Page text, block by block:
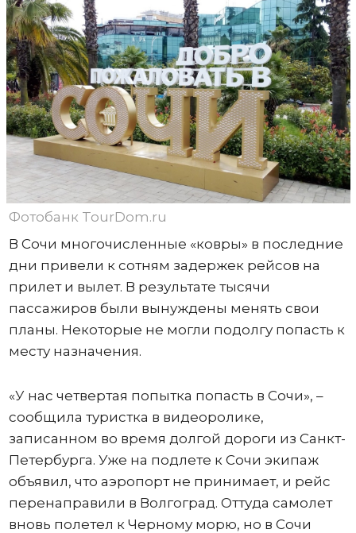
Фотобанк TourDom.ru
В Сочи многочисленные «ковры» в последние
дни привели к сотням задержек рейсов на
прилет и вылет. В результате тысячи
пассажиров были вынуждены менять свои
планы. Некоторые не могли подолгу попасть к
месту назначения.
«У нас четвертая попытка попасть в Сочи», –
сообщила туристка в видеоролике,
записанном во время долгой дороги из Санкт-
Петербурга. Уже на подлете к Сочи экипаж
объявил, что аэропорт не принимает, и рейс
перенаправили в Волгоград. Оттуда самолет
вновь полетел к Черному морю, но в Сочи